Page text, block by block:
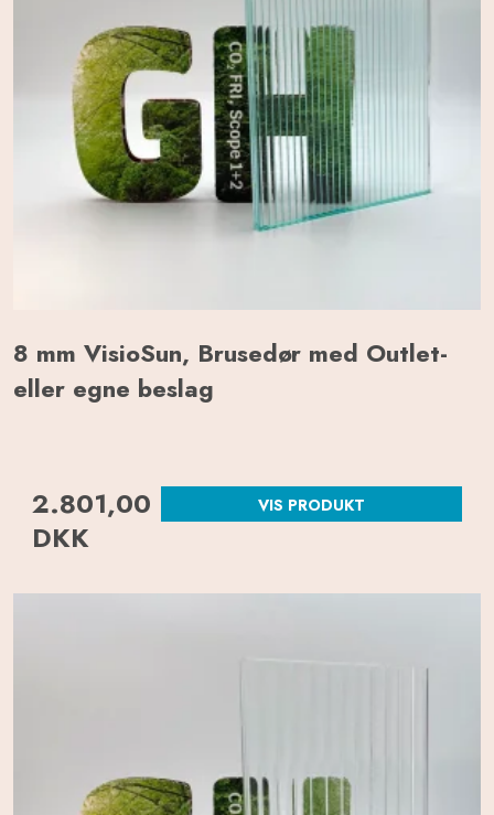
8 mm VisioSun, Brusedør med Outlet-
eller egne beslag
2.801,00
DKK
VIS PRODUKT